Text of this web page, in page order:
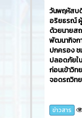
วันพฤหัสบ
อริยธรณ์
ด้วยนายส
พัฒนากิจก
ปกครอง ช
ปลอดภัยใ
ก่อนเข้าวิ
จอดรถวิท
ข่าวสาร